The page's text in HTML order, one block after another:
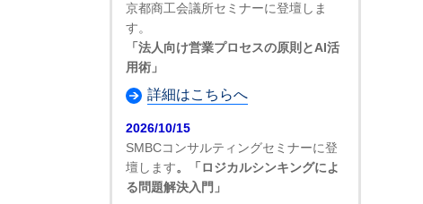
京都商工会議所セミナーに登壇しま
す。
「法人向け営業プロセスの原則とAI活
用術」
詳細はこちらへ
2026/10/15
SMBCコンサルティングセミナーに登
壇します。「ロジカルシンキングによ
る問題解決入門」